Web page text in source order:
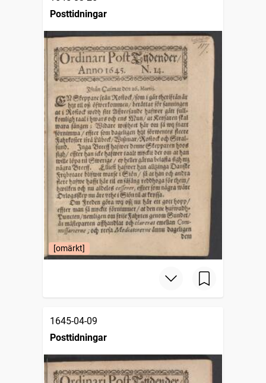
Posttidningar
[omärkt]
1645-04-09
Posttidningar